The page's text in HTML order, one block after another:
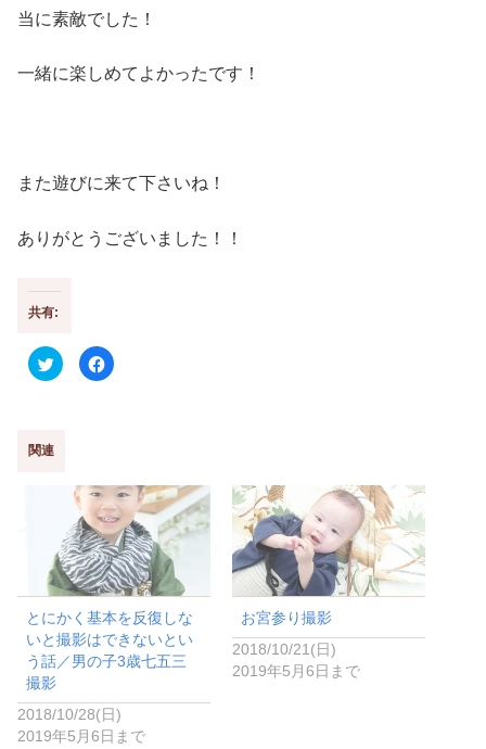
当に素敵でした！
一緒に楽しめてよかったです！
また遊びに来て下さいね！
ありがとうございました！！
共有:
ク
リ
で
共
有
(
新
し
ウ
ィ
ン
ド
ウ
で
開
き
ま
す
F
a
有
す
る
に
は
ク
リ
ッ
ク
し
て
く
だ
さ
い
新
し
い
ウ
関連
とにかく基本を反復しな
いと撮影はできないとい
う話／男の子3歳七五三
撮影
2018/10/28(日)
2019年5月6日まで
お宮参り撮影
2018/10/21(日)
2019年5月6日まで